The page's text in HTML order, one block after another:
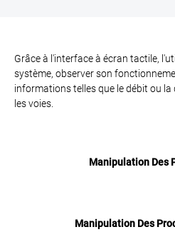
Grâce à l'interface à écran tactile,
système, observer son
informations telles que le débit ou
les voies.
Manipulation Des
Manipulation Des